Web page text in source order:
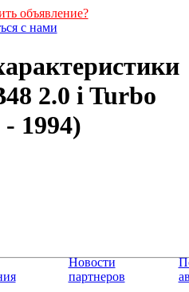
объявление?
с нами
2.0 i Turbo
- 1994)
Новости
партнеров